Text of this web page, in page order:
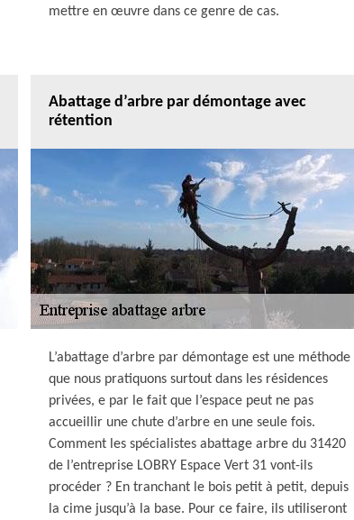
mettre en œuvre dans ce genre de cas.
Abattage d’arbre par démontage avec
rétention
L’abattage d’arbre par démontage est une méthode
que nous pratiquons surtout dans les résidences
privées, e par le fait que l’espace peut ne pas
accueillir une chute d’arbre en une seule fois.
Comment les spécialistes abattage arbre du 31420
de l’entreprise LOBRY Espace Vert 31 vont-ils
procéder ? En tranchant le bois petit à petit, depuis
la cime jusqu’à la base. Pour ce faire, ils utiliseront